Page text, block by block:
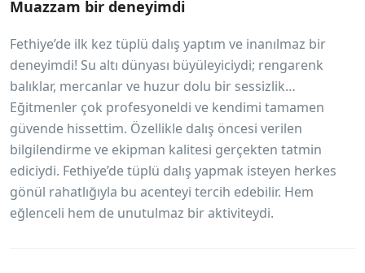
Muazzam bir deneyimdi
Fethiye’de ilk kez tüplü dalış yaptım ve inanılmaz bir
deneyimdi! Su altı dünyası büyüleyiciydi; rengarenk
balıklar, mercanlar ve huzur dolu bir sessizlik…
Eğitmenler çok profesyoneldi ve kendimi tamamen
güvende hissettim. Özellikle dalış öncesi verilen
bilgilendirme ve ekipman kalitesi gerçekten tatmin
ediciydi. Fethiye’de tüplü dalış yapmak isteyen herkes
gönül rahatlığıyla bu acenteyi tercih edebilir. Hem
eğlenceli hem de unutulmaz bir aktiviteydi.